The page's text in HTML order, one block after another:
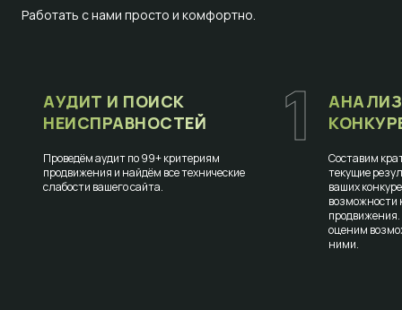
Работать с нами просто и комфортно.
1
АУДИТ И ПОИСК
НЕИСПРАВНОСТЕЙ
Проведём аудит по 99+ критериям
продвижения и найдём все технические
слабости вашего сайта.
Составим
текущие
ваших
возможности
оценим
ними.